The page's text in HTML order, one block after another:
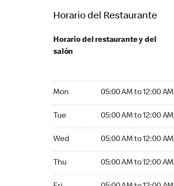
Horario del Restaurante
Horario del restaurante y del
salón
Mon 05:00 AM to 12:00 AM
Tue 05:00 AM to 12:00 AM
Wed 05:00 AM to 12:00 AM
Thu 05:00 AM to 12:00 AM